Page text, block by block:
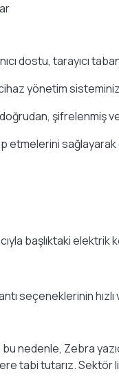
dostu, tarayıcı
cihaz yönetim
şifrelenmiş
etmelerini
başlıktaki elektrik
seçeneklerinin
nedenle, Zebra
tutarız. Sektör